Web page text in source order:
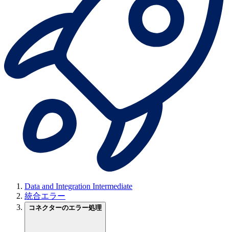
Data and Integration Intermediate
統合エラー
コネクターのエラー処理